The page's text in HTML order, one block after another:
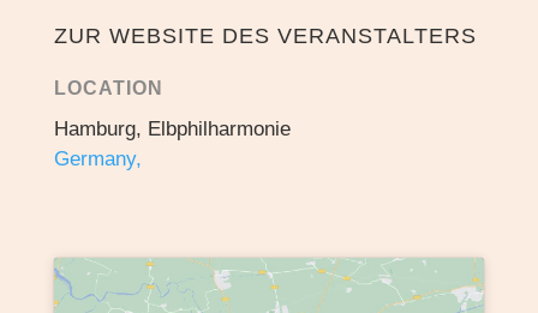
ZUR WEBSITE DES VERANSTALTERS
LOCATION
Hamburg, Elbphilharmonie
Germany,